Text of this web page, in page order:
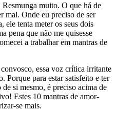
muito. O que há de
mal. Onde eu preciso de ser
ele tenta meter os seus dois
pena que não me quisesse
a trabalhar em mantras de
essa voz crítica irritante
Porque para estar satisfeito e ter
de si mesmo, é preciso acima de
Estes 10 mantras de amor-
se mais.